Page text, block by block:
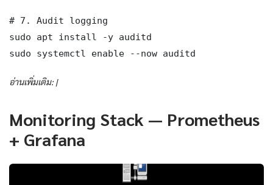
# 7. Audit logging
sudo apt install -y auditd
sudo systemctl enable --now auditd
อ่านเพิ่มเติม: |
Monitoring Stack — Prometheus
+ Grafana